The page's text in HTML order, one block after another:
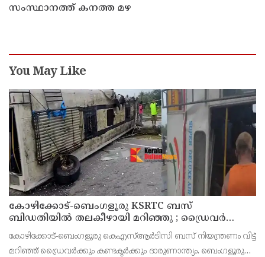
സംസ്ഥാനത്ത് കനത്ത മഴ
You May Like
കോഴിക്കോട്-ബെംഗളൂരു KSRTC ബസ്
ബിഡതിയിൽ തലകീഴായി മറിഞ്ഞു ; ഡ്രെെവർക്കും
കണ്ടക്ടർക്കും ദാരുണാന്ത്യം, നിരവധി യാത്രക്കാർക്ക്
പരിക്ക്
കോഴിക്കോട്-ബെംഗളൂരു കെഎസ്ആര്‍ടിസി ബസ് നിയന്ത്രണം വിട്ട്
മറിഞ്ഞ് ഡ്രൈവര്‍ക്കും കണ്ടക്ടര്‍ക്കും ദാരുണാന്ത്യം. ബെംഗളൂരു